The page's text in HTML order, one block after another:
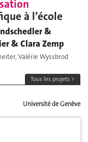
à l’école
&
& Clara Zemp
Valérie Wyssbrod
Tous les projets >
Université de Genève